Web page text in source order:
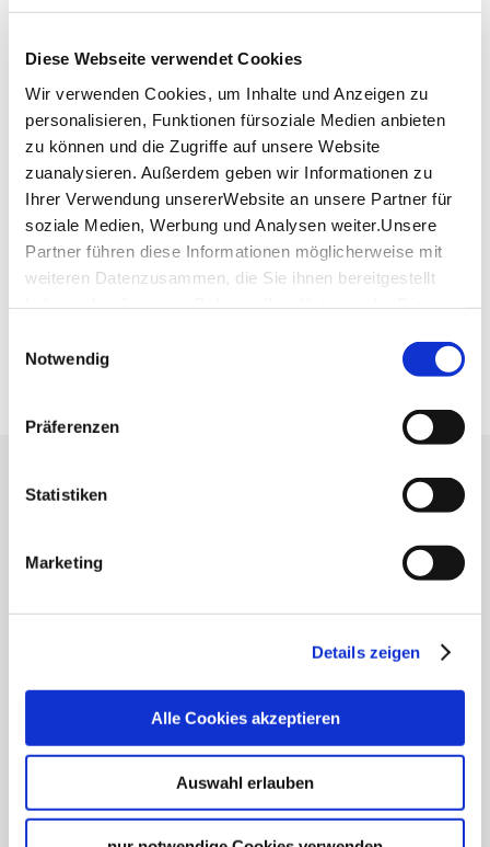
Diese Webseite verwendet Cookies
Wir verwenden Cookies, um Inhalte und Anzeigen zu
personalisieren, Funktionen fürsoziale Medien anbieten
zu können und die Zugriffe auf unsere Website
zuanalysieren. Außerdem geben wir Informationen zu
Ihrer Verwendung unsererWebsite an unsere Partner für
soziale Medien, Werbung und Analysen weiter.Unsere
Partner führen diese Informationen möglicherweise mit
weiteren Datenzusammen, die Sie ihnen bereitgestellt
Impressum
Notwendig
Präferenzen
Statistiken
Marketing
Details zeigen
Alle Cookies akzeptieren
Auswahl erlauben
Maille 1
73728 Esslingen am Neckar
Planen Sie Ihre Anreise
Verkehrs- und Tarifverbund Stuttgart GmbH
Fahrplanauskunft des VVS
Deutsche Bahn AG
Fahrplanauskunft der DB
Lassen Sie sich inspirieren!
Highlights und aktuellen Angeboten in
Stellenangebote